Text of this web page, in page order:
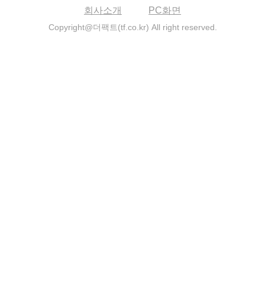
회사소개 PC화면
Copyright@더팩트(tf.co.kr) All right reserved.